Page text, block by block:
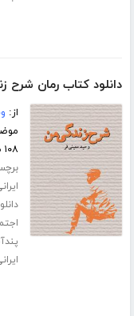
دانلود کتاب رمان شرح
از:
۱۰۸ صفحه